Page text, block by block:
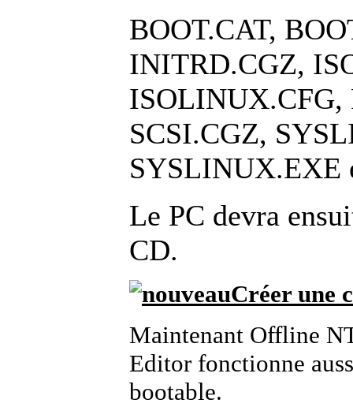
BOOT.CAT,
INITRD.CGZ,
SCSI.CGZ,
Le PC devra
CD.
Créer une
Maintenant Offline
Editor fonctionne
bootable.